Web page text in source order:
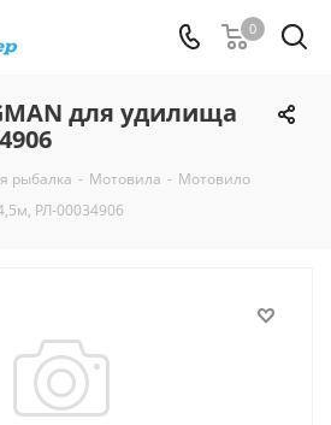
0
для удилища
рыбалка - Мотовила - Мотовило
РЛ-00034906